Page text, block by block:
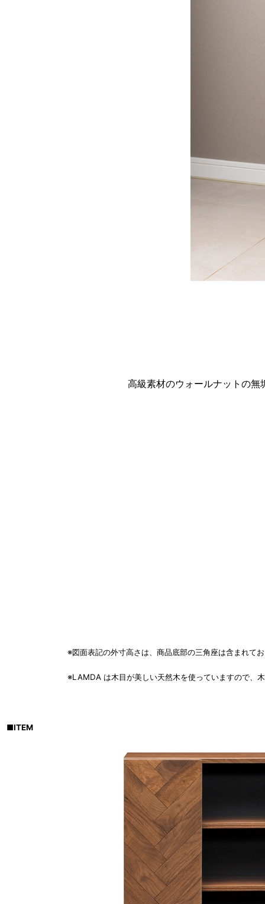
高級素材のウォールナットの
※図面表記の外寸高さは、商品底部の三角座は含まれておりま
※LAMDA は木目が美しい天然木を使っていますので、木目や
■ITEM